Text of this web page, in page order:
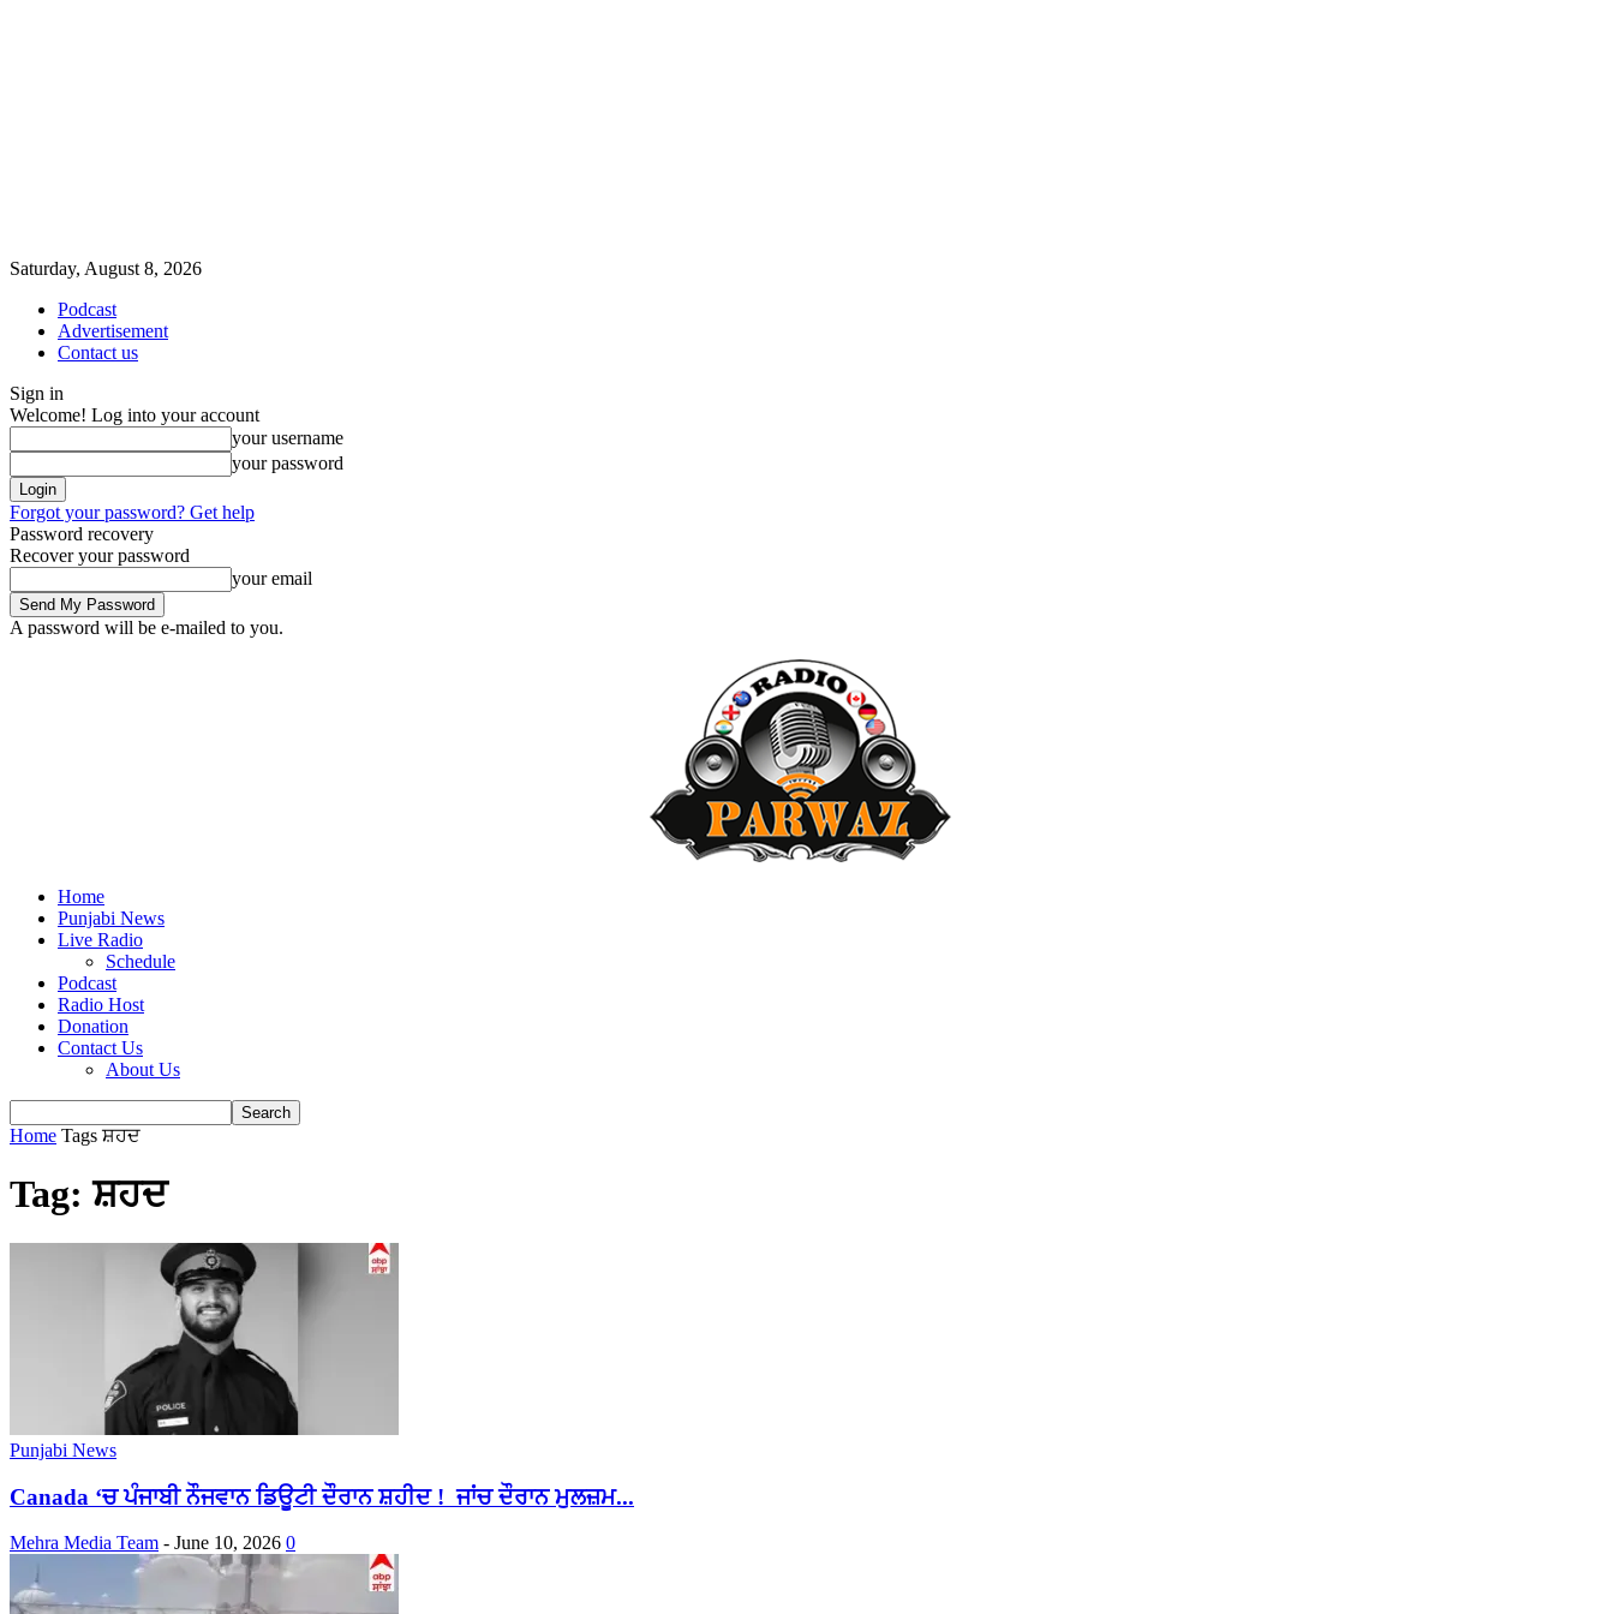
Saturday, August 8, 2026
Podcast
Advertisement
Contact us
Sign in
Welcome! Log into your account
your username
your password
Forgot your password? Get help
Password recovery
Recover your password
your email
A password will be e-mailed to you.
Home
Punjabi News
Live Radio
Schedule
Podcast
Radio Host
Donation
Contact Us
About Us
Home Tags ਸ਼ਹਦ
Tag: ਸ਼ਹਦ
Punjabi News
Canada ‘ਚ ਪੰਜਾਬੀ ਨੌਜਵਾਨ ਡਿਊਟੀ ਦੌਰਾਨ ਸ਼ਹੀਦ ! ਜਾਂਚ ਦੌਰਾਨ ਮੁਲਜ਼ਮ...
Mehra Media Team - June 10, 2026 0